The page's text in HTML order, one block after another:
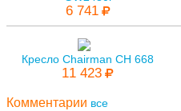
6 741
Кресло Chairman CH 668
11 423
Комментарии все